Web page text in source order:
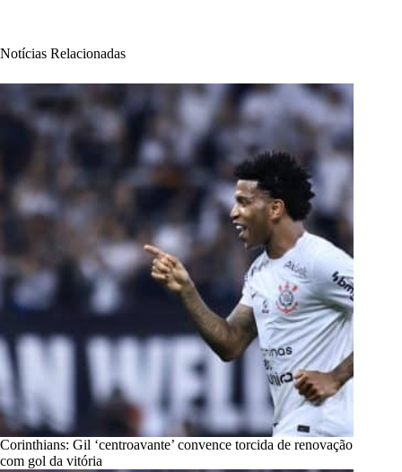
Notícias Relacionadas
Corinthians: Gil ‘centroavante’ convence torcida de renovação
com gol da vitória